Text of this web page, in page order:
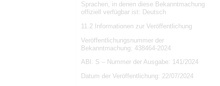
Sprachen, in denen diese Bekanntmachung
offiziell verfügbar ist: Deutsch
11.2 Informationen zur Veröffentlichung
Veröffentlichungsnummer der
Bekanntmachung: 438464-2024
ABl. S – Nummer der Ausgabe: 141/2024
Datum der Veröffentlichung: 22/07/2024